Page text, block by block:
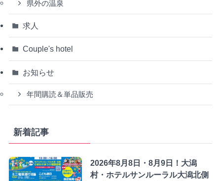
県外の温泉
求人
Couple's hotel
お知らせ
年間購読＆単品販売
新着記事
2026年8月8日・8月9日！大潟
村・ホテルサンルーラル大潟北側